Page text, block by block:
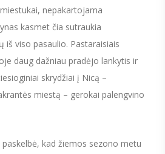
nepakartojama
kasmet čia sutraukia
iš viso pasaulio. Pastaraisiais
daug dažniau pradėjo lankytis ir
skrydžiai į Nicą –
miestą – gerokai palengvino
paskelbė, kad žiemos sezono metu